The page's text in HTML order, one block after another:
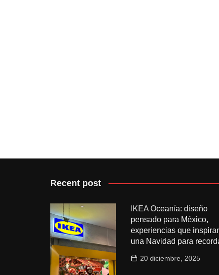
Recent post
IKEA Oceanía: diseño
pensado para México,
experiencias que
una Navidad para
20 diciembre, 2025